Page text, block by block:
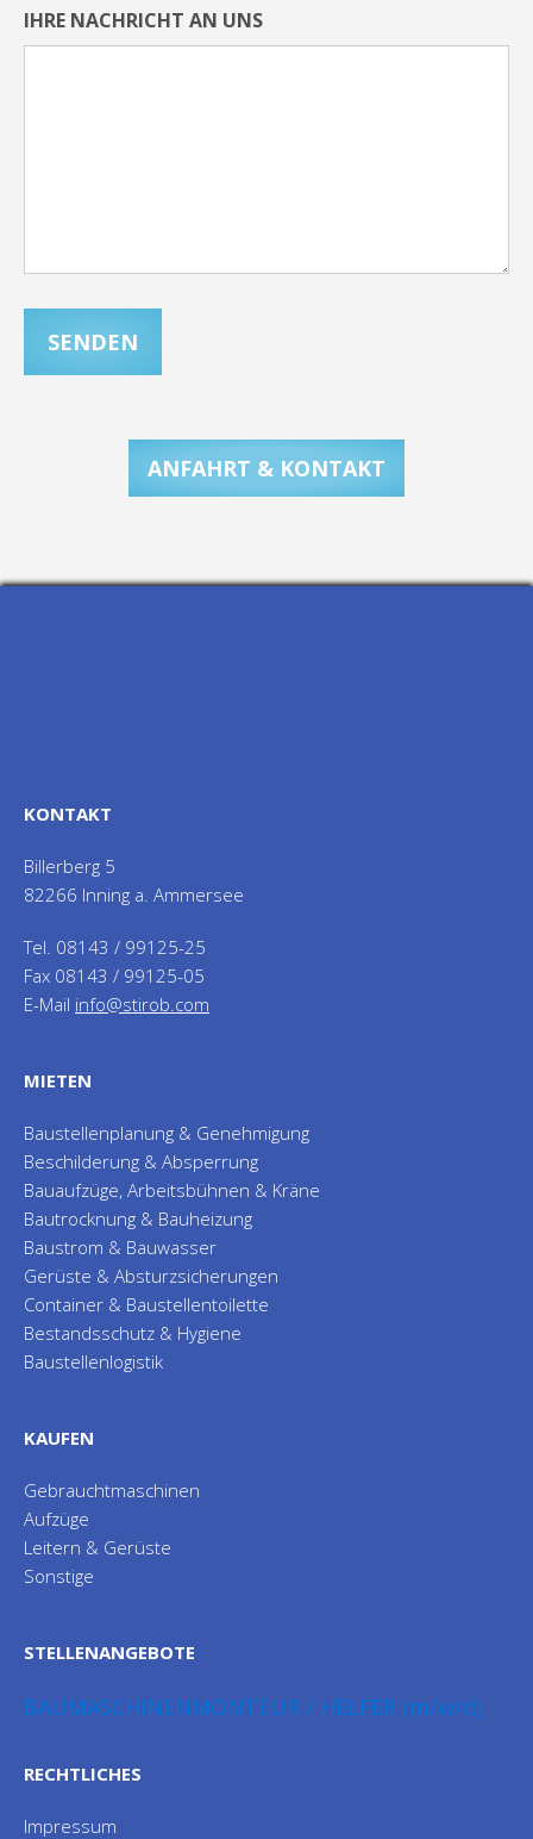
IHRE NACHRICHT AN UNS
ANFAHRT & KONTAKT
KONTAKT
Billerberg 5
82266 Inning a. Ammersee
Tel. 08143 / 99125-25
Fax 08143 / 99125-05
E-Mail info@stirob.com
MIETEN
Baustellenplanung & Genehmigung
Beschilderung & Absperrung
Bauaufzüge, Arbeitsbühnen & Kräne
Bautrocknung & Bauheizung
Baustrom & Bauwasser
Gerüste & Absturzsicherungen
Container & Baustellentoilette
Bestandsschutz & Hygiene
Baustellenlogistik
KAUFEN
Gebrauchtmaschinen
Aufzüge
Leitern & Gerüste
Sonstige
STELLENANGEBOTE
BAUMASCHINENMONTEUR / HELFER (m/w/d)
RECHTLICHES
Impressum